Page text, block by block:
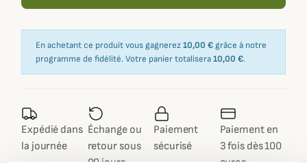
En achetant ce produit vous gagnerez10,00 € grâce à notre
programme de fidélité. Votre panier totalisera10,00 €.
Expédié dans
la journée
Échange ou
retour sous
Paiement
sécurisé
Paiement en
3 fois dès 100